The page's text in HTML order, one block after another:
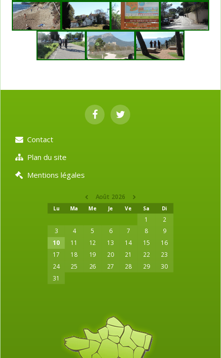
Contact
Plan du site
Mentions légales
Août 2026
Lu Ma Me Je Ve Sa Di
1
2
3
4 5 6 7 8
9
10
11 12 13 14 15 16
17 18 19 20 21 22 23
24 25 26 27 28 29 30
31